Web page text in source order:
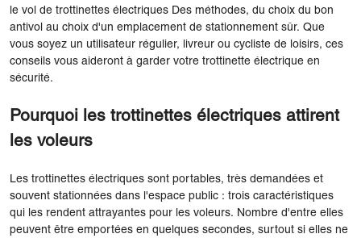
le vol de trottinettes électriques Des méthodes, du choix du bon
antivol au choix d'un emplacement de stationnement sûr. Que
vous soyez un utilisateur régulier, livreur ou cycliste de loisirs, ces
conseils vous aideront à garder votre trottinette électrique en
sécurité.
Pourquoi les trottinettes électriques attirent
les voleurs
Les trottinettes électriques sont portables, très demandées et
souvent stationnées dans l'espace public : trois caractéristiques
qui les rendent attrayantes pour les voleurs. Nombre d'entre elles
peuvent être emportées en quelques secondes, surtout si elles ne